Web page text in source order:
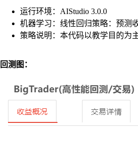
运行环境：AIStudio 3.0.0
机器学习：线性回归策略：预测
策略说明：本代码以教学目的为
回测图：